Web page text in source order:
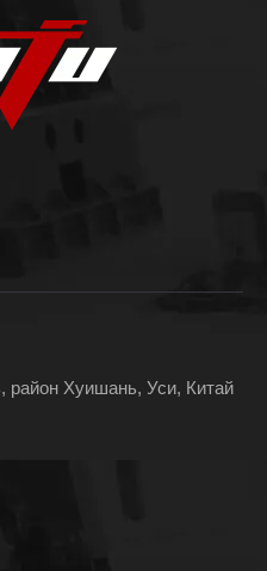
район Хуишань, Уси, Китай